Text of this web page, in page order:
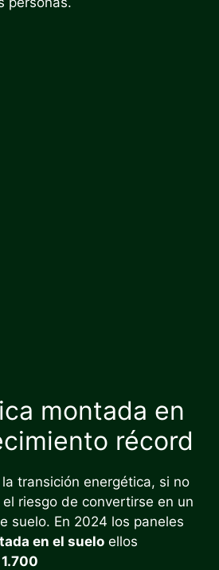
montada en
récord
transición energética, si no
riesgo de convertirse en un
suelo. En 2024 los paneles
en el suelo ellos